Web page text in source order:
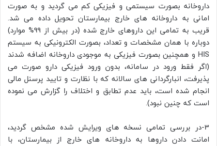
داروخانه بصورت سیستمی و فیزیکی کم می گردید و به صورت
امانی به داروخانه های خارج بیمارستان تحویل داده می شد.
قریب به تمامی این داروهای خارج شده (در بیش از 99% موارد)
دوباره با همان مشخصات و تعداد، بصورت الکترونیکی به سیستم
HIS و همچنین بصورت فیزیکی به موجودی داروخانه اضافه شدند
(اگر فقط ورود در سامانه، بدون ورود فیزیکی دارو صورت می
پذیرفت، انبارگردانی های سالانه که با نظارت و تایید پرسنل مالی
انجام شده است، باید عدم تطابق و اختلاف را گزارش می نموده
است که چنین نبود).
3-در بررسی تمامی نسخه های ویرایش شده مشخص گردید،
امانت دادن داروها به داروخانه های خارج از بیمارستان، با